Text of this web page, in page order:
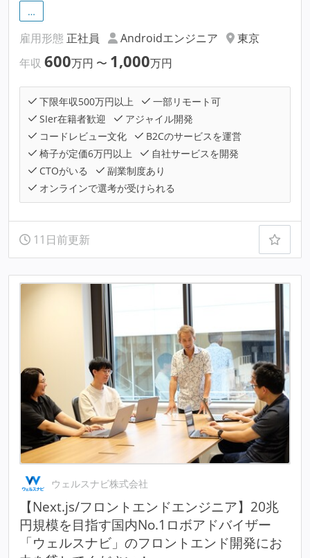
…
雇用形態 正社員 Androidエンジニア
東京
年収 600万円 〜 1,000万円
下限年収500万円以上
一部リモート可
SIer在籍者歓迎
アジャイル開発
コードレビュー文化
B2Cのサービスを運営
椅子が定価6万円以上
自社サービスを開発
CTOがいる
副業制度あり
オンラインで選考が受けられる
11日前更新
ウェルスナビ株式会社
【Next.js/フロントエンドエンジニア】20兆
円規模を目指す国内No.1ロボアドバイザー
「ウェルスナビ」のフロントエンド開発にお